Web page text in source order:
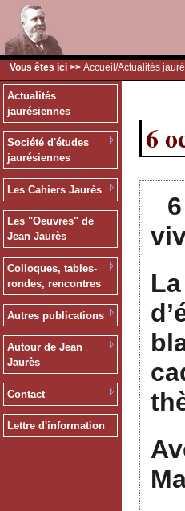
Vous êtes ici >> Accueil /Actualités
Actualités
jaurésiennes
Société d'études
jaurésiennes
Les Cahiers Jaurès
Les "Oeuvres" de
Jean Jaurès
Colloques, tables-
rondes, rencontres
Autres publications
Autour de Jean
Jaurès
Contact
Lettre d'information
6